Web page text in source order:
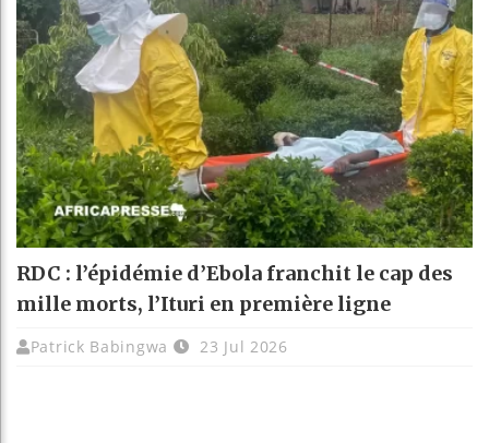
RDC : l’épidémie d’Ebola franchit le cap des
mille morts, l’Ituri en première ligne
Patrick Babingwa 23 Jul 2026